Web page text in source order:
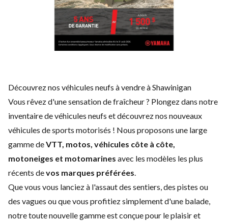
Découvrez nos véhicules neufs à vendre à Shawinigan
Vous rêvez d'une sensation de fraîcheur ? Plongez dans notre
inventaire de véhicules neufs et découvrez nos nouveaux
véhicules de sports motorisés ! Nous proposons une large
gamme deVTT, motos, véhicules côte à côte,
motoneiges et motomarines avec les modèles les plus
récents devos marques préférées.
Que vous vous lanciez à l'assaut des sentiers, des pistes ou
des vagues ou que vous profitiez simplement d'une balade,
notre toute nouvelle gamme est conçue pour le plaisir et